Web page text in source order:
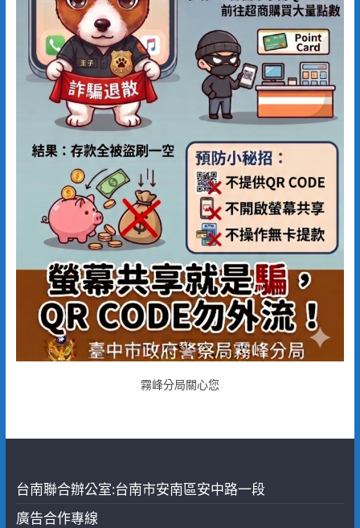
霧峰分局關心您
台南聯合辦公室:台南市安南區安中路一段
廣告合作專線